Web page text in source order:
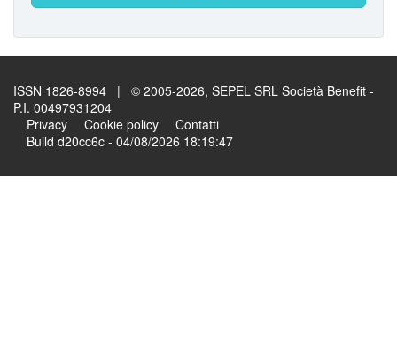
ISSN 1826-8994 | © 2005-2026, SEPEL SRL Società Benefit -
P.I. 00497931204
Privacy
Cookie policy
Contatti
Build d20cc6c - 04/08/2026 18:19:47